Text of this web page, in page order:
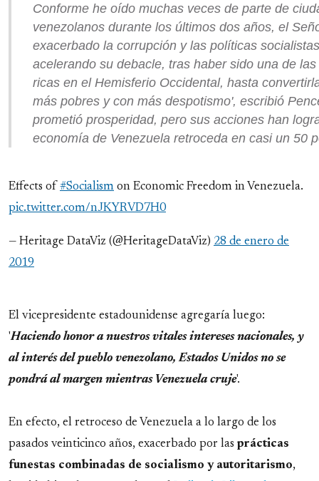
Conforme he oído muchas veces de parte de
venezolanos durante los últimos dos años, el
exacerbado la corrupción y las políticas
acelerando su debacle, tras haber sido una de
ricas en el Hemisferio Occidental, hasta
más pobres y con más despotismo', escribió
prometió prosperidad, pero sus acciones han
economía de Venezuela retroceda en casi un 50
Effects of #Socialism on Economic Freedom in Venezuela.
pic.twitter.com/nJKYRVD7H0
— Heritage DataViz (@HeritageDataViz) 28 de enero de
2019
El vicepresidente estadounidense agregaría luego:
'Haciendo honor a nuestros vitales intereses nacionales, y
al interés del pueblo venezolano, Estados Unidos no se
pondrá al margen mientras Venezuela cruje'.
En efecto, el retroceso de Venezuela a lo largo de los
pasados veinticinco años, exacerbado por las prácticas
funestas combinadas de socialismo y autoritarismo,